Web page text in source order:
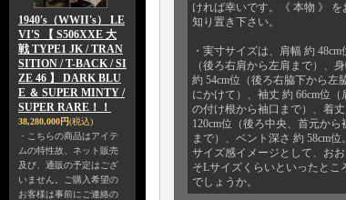
1940's（WWII's） LE
VI'S 【 S506XXE 大
戦 TYPE1 JK / TRAN
SITION / T-BACK / SI
ZE 46 】 DARK BLU
E ＆ SUPER MINTY /
SUPER RARE！！
38,280,000円(税込)
・こちらの商品はアイテ
ムの特性故、ネット販売
及び、通販の予定はござ
いません。ご購入希望の
お客様は事前にご連絡の
ければ幸いです。《 本物 》 を
知り置き下さい。
・実寸サイズは、肩幅 約 48cm
（後ろ右肩から左肩まで）、
約 54cm位（後ろ右脇下から左
にかけて）、袖丈 約 66cm位（
の付け根から袖口まで）、着丈
120cm位（後ろ中央、首元から
まで）、ベント深さ 約 58cm位。
サイズ感イメージとして、おお
そLサイズくらいといったとこ
でしょうか。